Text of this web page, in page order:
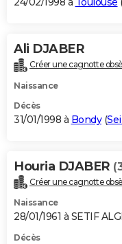
Ali DJABER
Créer une cagnotte
Naissance
Décès
31/01/1998 à Bondy(
Houria DJABER
Créer une cagnotte
Naissance
28/01/1961 à SETIF
Décès